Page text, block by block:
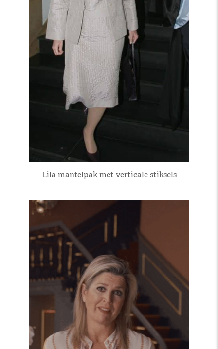
Lila mantelpak met verticale stiksels